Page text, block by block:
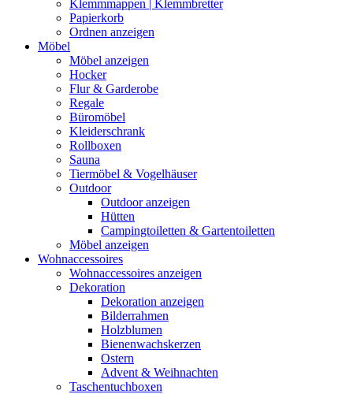
Klemmmappen | Klemmbretter
Papierkorb
Ordnen anzeigen
Möbel
Möbel anzeigen
Hocker
Flur & Garderobe
Regale
Büromöbel
Kleiderschrank
Rollboxen
Sauna
Tiermöbel & Vogelhäuser
Outdoor
Outdoor anzeigen
Hütten
Campingtoiletten & Gartentoiletten
Möbel anzeigen
Wohnaccessoires
Wohnaccessoires anzeigen
Dekoration
Dekoration anzeigen
Bilderrahmen
Holzblumen
Bienenwachskerzen
Ostern
Advent & Weihnachten
Taschentuchboxen